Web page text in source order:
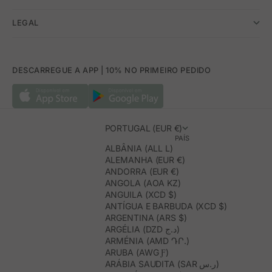
LEGAL
DESCARREGUE A APP | 10% NO PRIMEIRO PEDIDO
PORTUGAL (EUR €)
PAÍS
ALBÂNIA (ALL L)
ALEMANHA (EUR €)
ANDORRA (EUR €)
ANGOLA (AOA KZ)
ANGUILA (XCD $)
ANTÍGUA E BARBUDA (XCD $)
ARGENTINA (ARS $)
ARGÉLIA (DZD د.ج)
ARMÉNIA (AMD ԴՐ.)
ARUBA (AWG Ƒ)
ARÁBIA SAUDITA (SAR ر.س)